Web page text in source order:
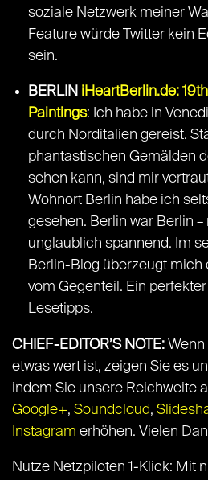
soziale Netzwerk meiner
Feature würde Twitter kein
sein.
BERLIN iHeartBerlin.de:
Paintings: Ich habe in
durch Norditalien gereist.
phantastischen Gemälden
sehen kann, sind mir
Wohnort Berlin habe ich
gesehen. Berlin war Berlin
unglaublich spannend. Im
Berlin-Blog überzeugt mich
vom Gegenteil. Ein
Lesetipps.
CHIEF-EDITOR’S NOTE: Wenn
etwas wert ist, zeigen Sie es
indem Sie unsere Reichweite
Google+, Soundcloud,
Instagram erhöhen. Vielen
Nutze Netzpiloten 1-Klick: Mit